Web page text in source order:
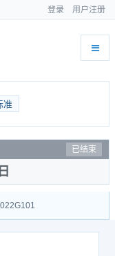
登录 用户注册
准
已结束
22G101